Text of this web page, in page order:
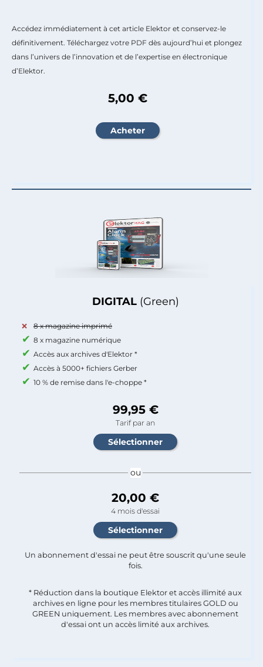
DIGITAL (Green)
8 x magazine imprimé
8 x magazine numérique
Accès aux archives d'Elektor *
Accès à 5000+ fichiers Gerber
10 % de remise dans l'e-choppe *
99,95 €
Tarif par an
ou
20,00 €
4 mois d'essai
Un abonnement d'essai ne peut être souscrit qu'une seule
fois.​
* Réduction dans la boutique Elektor et accès illimité aux
archives en ligne pour les membres titulaires GOLD ou
GREEN uniquement. Les membres avec abonnement
d'essai ont un accès limité aux archives.
Accédez immédiatement à cet article Elektor et conservez-le
définitivement. Téléchargez votre PDF dès aujourd’hui et plongez
dans l’univers de l’innovation et de l’expertise en électronique
d’Elektor.
5,00 €